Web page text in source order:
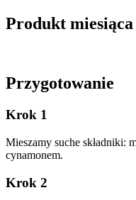
Produkt miesiąca
Przygotowanie
Krok 1
Mieszamy suche składniki:
cynamonem.
Krok 2